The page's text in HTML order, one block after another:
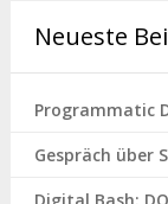
Neueste
Programmatic
Gespräch über